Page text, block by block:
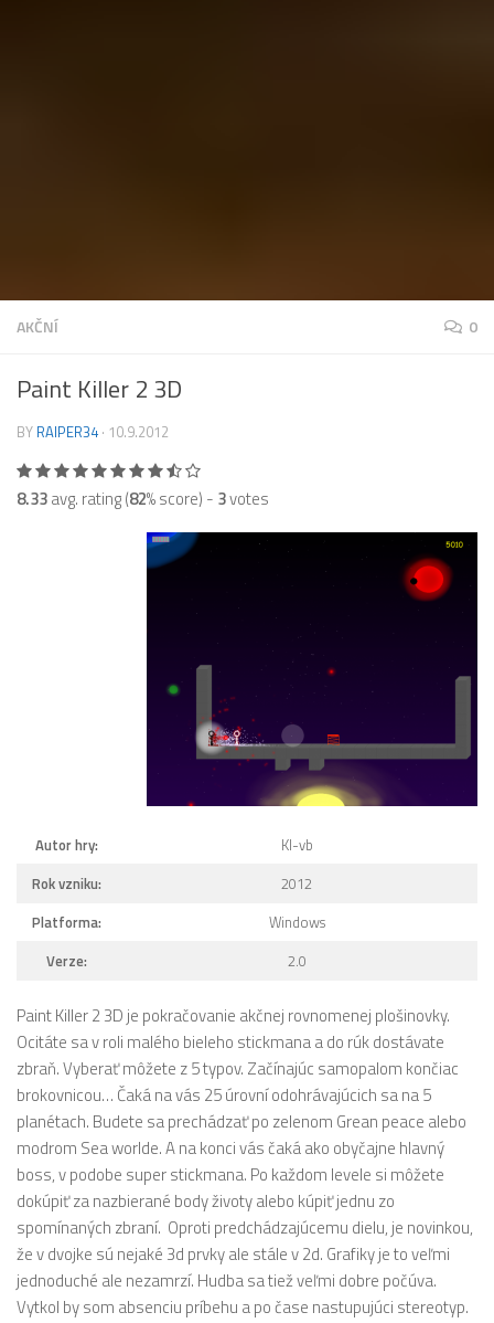
AKČNÍ 0
Paint Killer 2 3D
BY RAIPER34 · 10.9.2012
8.33avg. rating (82% score) - 3votes
Autor hry:
Kl-vb
Rok vzniku:
2012
Platforma:
Windows
Verze:
2.0
Paint Killer 2 3D je pokračovanie akčnej rovnomenej plošinovky.
Ocitáte sa v roli malého bieleho stickmana a do rúk dostávate
zbraň. Vyberať môžete z 5 typov. Začínajúc samopalom končiac
brokovnicou… Čaká na vás 25 úrovní odohrávajúcich sa na 5
planétach. Budete sa prechádzať po zelenom Grean peace alebo
modrom Sea worlde. A na konci vás čaká ako obyčajne hlavný
boss, v podobe super stickmana. Po každom levele si môžete
dokúpiť za nazbierané body životy alebo kúpiť jednu zo
spomínaných zbraní. Oproti predchádzajúcemu dielu, je novinkou,
že v dvojke sú nejaké 3d prvky ale stále v 2d. Grafiky je to veľmi
jednoduché ale nezamrzí. Hudba sa tiež veľmi dobre počúva.
Vytkol by som absenciu príbehu a po čase nastupujúci stereotyp.